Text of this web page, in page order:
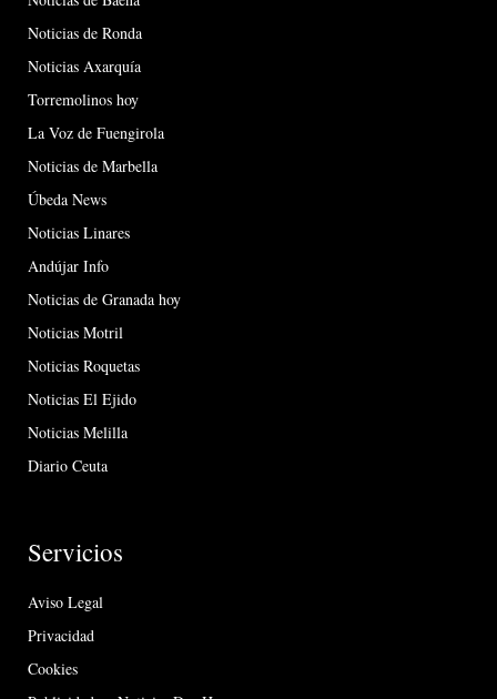
Noticias de Ronda
Noticias Axarquía
Torremolinos hoy
La Voz de Fuengirola
Noticias de Marbella
Úbeda News
Noticias Linares
Andújar Info
Noticias de Granada hoy
Noticias Motril
Noticias Roquetas
Noticias El Ejido
Noticias Melilla
Diario Ceuta
Servicios
Aviso Legal
Privacidad
Cookies